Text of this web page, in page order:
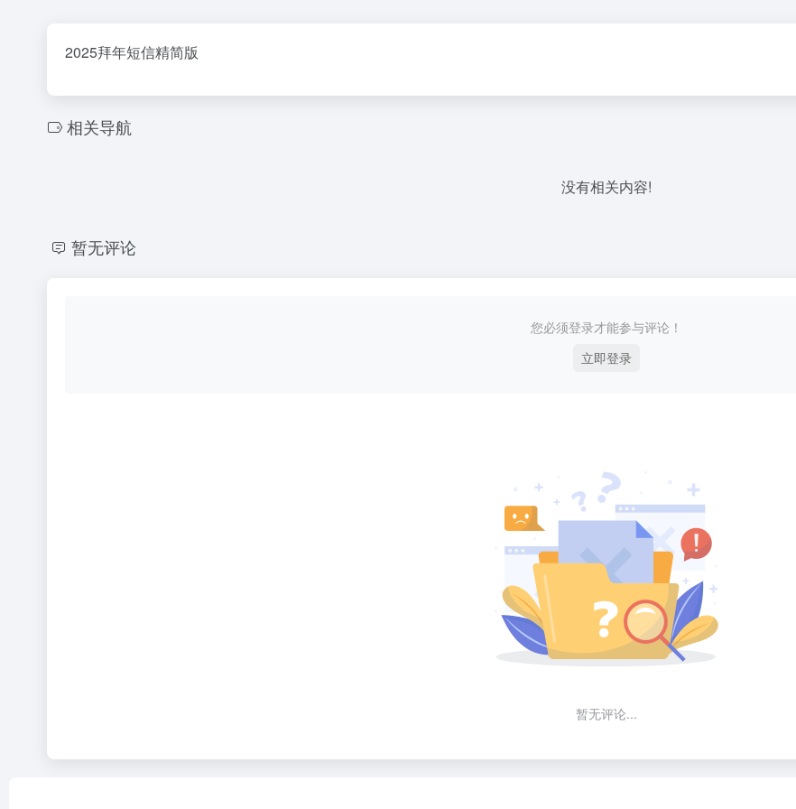
2025拜年短信精简版
相关导航
没有相关内容!
暂无评论
您必须登录才能参与评论！
立即登录
暂无评论...